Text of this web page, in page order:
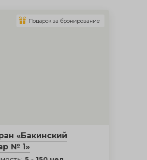
«Бакинский
№ 1»
Подарок за бронирование